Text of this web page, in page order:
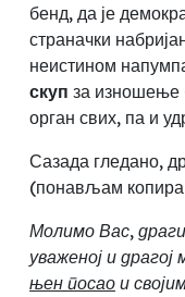
бенд, да је
страначки
неистином
скуп за изношење
орган свих, па и
Сазада гледано,
(понављам
Молимо Вас,
уваженој и
њен посао и